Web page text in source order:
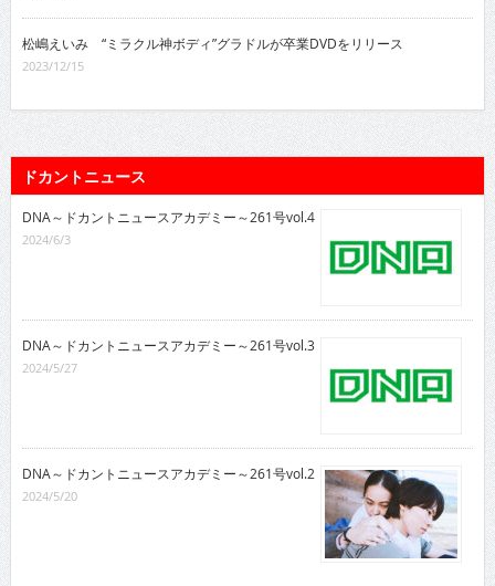
松嶋えいみ “ミラクル神ボディ”グラドルが卒業DVDをリリース
2023/12/15
ドカントニュース
DNA～ドカントニュースアカデミー～261号vol.4
2024/6/3
DNA～ドカントニュースアカデミー～261号vol.3
2024/5/27
DNA～ドカントニュースアカデミー～261号vol.2
2024/5/20